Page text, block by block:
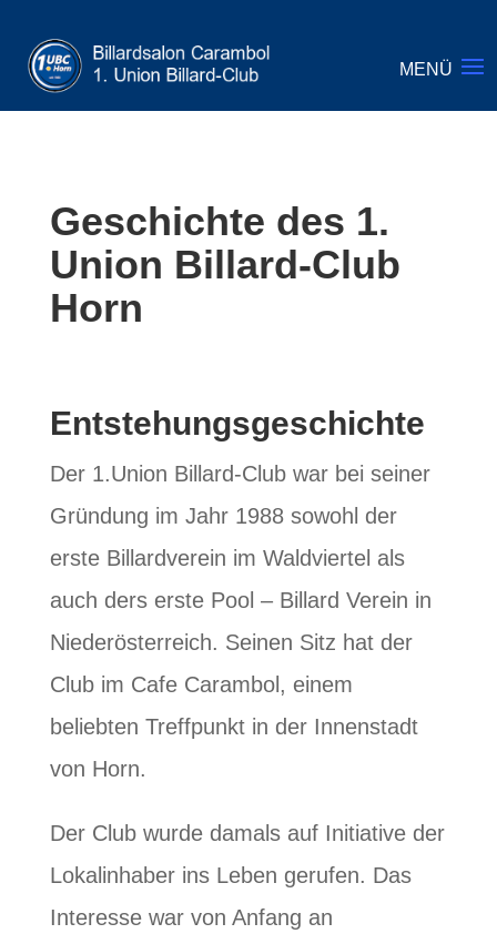
Geschichte des 1.
Union Billard-Club
Horn
Entstehungsgeschichte
Der 1.Union Billard-Club war bei seiner
Gründung im Jahr 1988 sowohl der
erste Billardverein im Waldviertel als
auch ders erste Pool – Billard Verein in
Niederösterreich. Seinen Sitz hat der
Club im Cafe Carambol, einem
beliebten Treffpunkt in der Innenstadt
von Horn.
Der Club wurde damals auf Initiative der
Lokalinhaber ins Leben gerufen. Das
Interesse war von Anfang an